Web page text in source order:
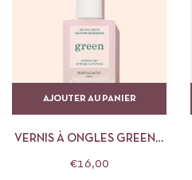
AJOUTER AU PANIER
VERNIS À ONGLES GREEN™
SÉCHANTES MANUCURIST
€16,00